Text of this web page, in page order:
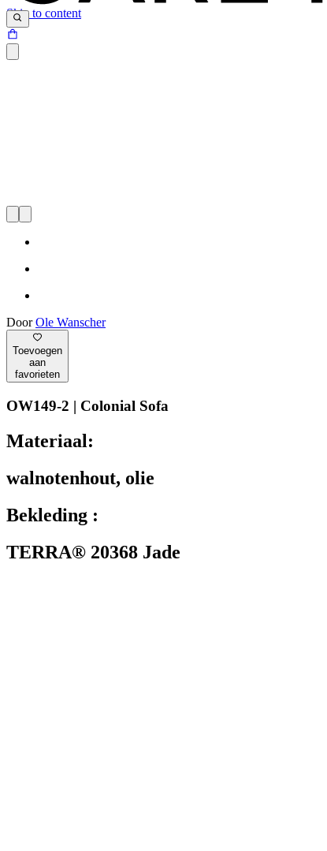
Skip to content
DoorOle Wanscher
Toevoegen
aan
favorieten
OW149-2 | Colonial Sofa
Materiaal:
walnotenhout, olie
Bekleding :
TERRA® 20368 Jade